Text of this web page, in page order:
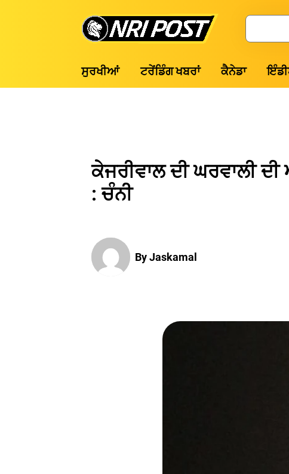
Post
Search
ਸੁਰਖੀਆਂ ਟਰੇਂਡਿੰਗ ਖਬਰਾਂ ਕੈਨੇਡਾ
ਕੇਜਰੀਵਾਲ ਦੀ ਘਰਵਾਲੀ
: ਚੰਨੀ
By Jaskamal